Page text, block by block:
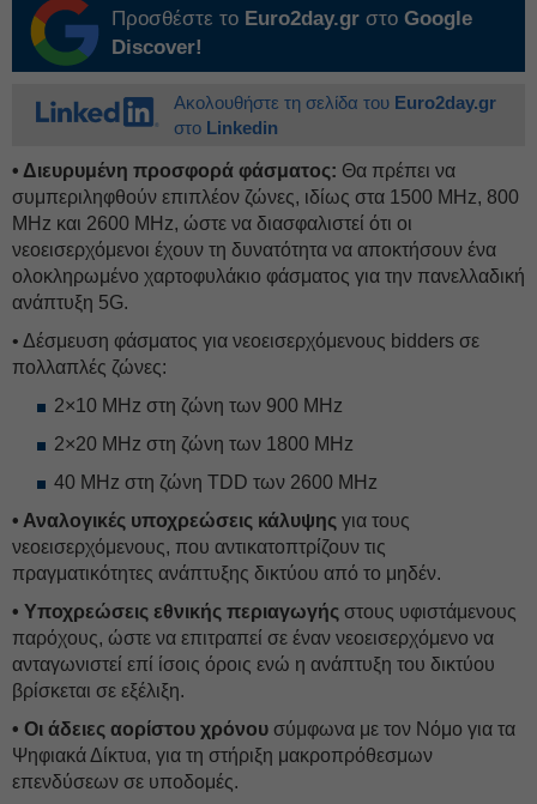
Προσθέστε το Euro2day.gr στο Google
Discover!
Ακολουθήστε τη σελίδα του Euro2day.gr
στο Linkedin
• Διευρυμένη προσφορά φάσματος: Θα πρέπει να
συμπεριληφθούν επιπλέον ζώνες, ιδίως στα 1500 MHz, 800
MHz και 2600 MHz, ώστε να διασφαλιστεί ότι οι
νεοεισερχόμενοι έχουν τη δυνατότητα να αποκτήσουν ένα
ολοκληρωμένο χαρτοφυλάκιο φάσματος για την πανελλαδική
ανάπτυξη 5G.
• Δέσμευση φάσματος για νεοεισερχόμενους bidders σε
πολλαπλές ζώνες:
2×10 MHz στη ζώνη των 900 MHz
2×20 MHz στη ζώνη των 1800 MHz
40 MHz στη ζώνη TDD των 2600 MHz
• Αναλογικές υποχρεώσεις κάλυψης για τους
νεοεισερχόμενους, που αντικατοπτρίζουν τις
πραγματικότητες ανάπτυξης δικτύου από το μηδέν.
• Υποχρεώσεις εθνικής περιαγωγής στους υφιστάμενους
παρόχους, ώστε να επιτραπεί σε έναν νεοεισερχόμενο να
ανταγωνιστεί επί ίσοις όροις ενώ η ανάπτυξη του δικτύου
βρίσκεται σε εξέλιξη.
• Οι άδειες αορίστου χρόνου σύμφωνα με τον Νόμο για τα
Ψηφιακά Δίκτυα, για τη στήριξη μακροπρόθεσμων
επενδύσεων σε υποδομές.